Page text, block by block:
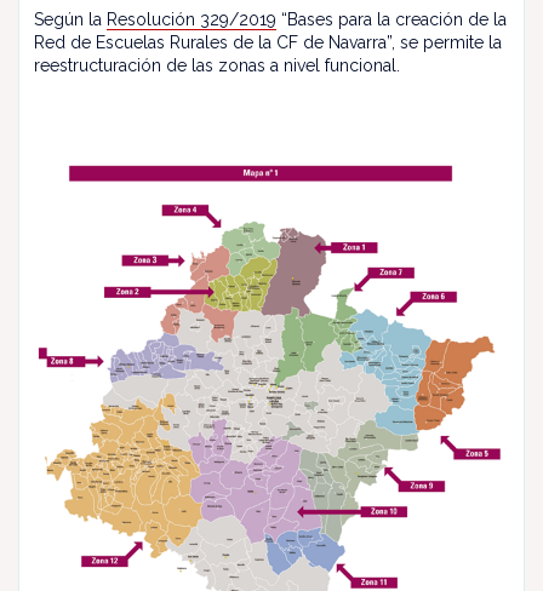
Según la Resolución 329/2019 “Bases para la creación de la
Red de Escuelas Rurales de la CF de Navarra”, se permite la
reestructuración de las zonas a nivel funcional.